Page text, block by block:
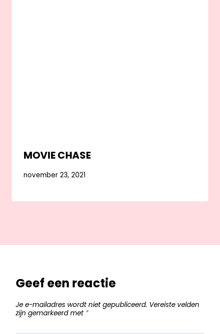
MOVIE CHASE
november 23, 2021
Geef een reactie
Je e-mailadres wordt niet gepubliceerd. Vereiste velden
zijn gemarkeerd met *